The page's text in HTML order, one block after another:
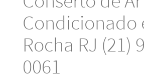
Condicionado
Rocha RJ (21)
0061